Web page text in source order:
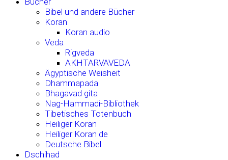
Bibel und andere Bücher
Koran
Koran audio
Veda
Rigveda
AKHTARVAVEDA
Ägyptische Weisheit
Dhammapada
Bhagavad gita
Nag-Hammadi-Bibliothek
Tibetisches Totenbuch
Heiliger Koran
Heiliger Koran de
Deutsche Bibel
Dschihad